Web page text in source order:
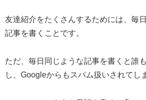
友達紹介をたくさんするためには、毎日
記事を書くことです。
ただ、毎日同じような記事を書くと誰
し、Googleからもスパム扱いされてし